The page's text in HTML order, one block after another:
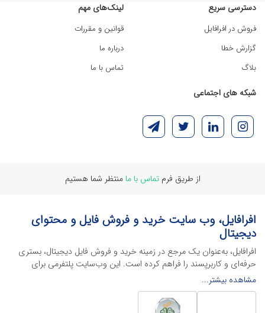
دسترسی سریع
فروش در افرافایل
گزارش خطا
بلاگ
لینک‌های مهم
قوانین و مقررات
درباره ما
تماس با ما
شبکه های اجتماعی
از طریق فرمتماس با ما منتظر شما هستیم
افرافایل، وب سایت خرید و فروش فایل و محتوای
دیجیتال
افرافایل، به‌عنوان یک مرجع در زمینه خرید و فروش فایل دیجیتال، بستری
حرفه‌ای و کاربرپسند را فراهم کرده است. این وب‌سایت‌ پلتفرمی برای
طراحان، دانشجویان و فریلنسرها ایجاد می‌کند تا به راحتی محصولات
دیجیتال خود را به فروش رسانده یا از محتواهایی باکیفیت برای پیشبرد
اهدافشان استفاده کنند.
مشاهده بیشتر...